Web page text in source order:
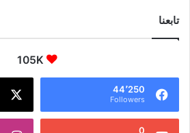
تابعنا
105K
44٬250
Followers
0